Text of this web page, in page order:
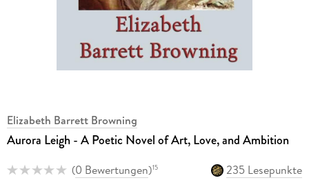
Elizabeth Barrett Browning
Aurora Leigh - A Poetic Novel of Art, Love, and Ambition
(0 Bewertungen)15
235 Lesepunkte